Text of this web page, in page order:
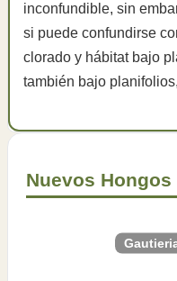
inconfundible, sin
si puede confundirse
clorado y hábitat bajo
también bajo
Nuevos Hongos